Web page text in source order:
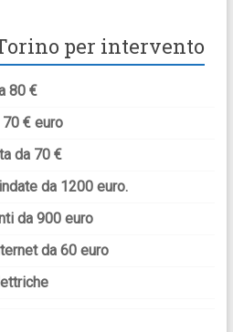
per intervento
80 €
€ euro
da 70 €
da 1200 euro.
da 900 euro
da 60 euro